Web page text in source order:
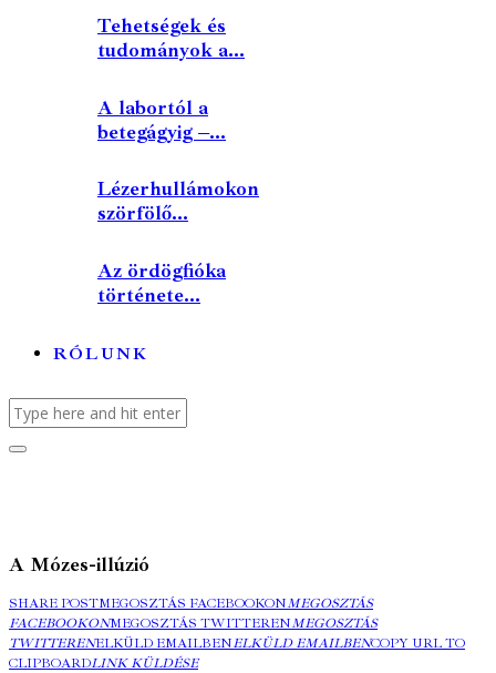
Tehetségek és
tudományok a...
A labortól a
betegágyig –...
Lézerhullámokon
szörfölő...
Az ördögfióka
története...
RÓLUNK
A Mózes-illúzió
SHARE POSTMEGOSZTÁS FACEBOOKONMEGOSZTÁS
FACEBOOKONMEGOSZTÁS TWITTERENMEGOSZTÁS
TWITTERENELKÜLD EMAILBENELKÜLD EMAILBENCOPY URL TO
CLIPBOARDLINK KÜLDÉSE